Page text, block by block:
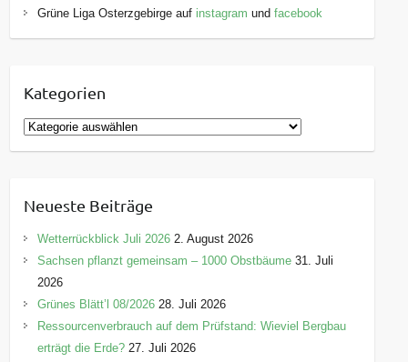
Grüne Liga Osterzgebirge auf instagram undfacebook
Kategorien
K
a
g
o
r
e
n
Neueste Beiträge
Wetterrückblick Juli 2026 2. August 2026
Sachsen pflanzt gemeinsam – 1000 Obstbäume 31. Juli
2026
Grünes Blätt’l 08/2026 28. Juli 2026
Ressourcenverbrauch auf dem Prüfstand: Wieviel Bergbau
erträgt die Erde? 27. Juli 2026